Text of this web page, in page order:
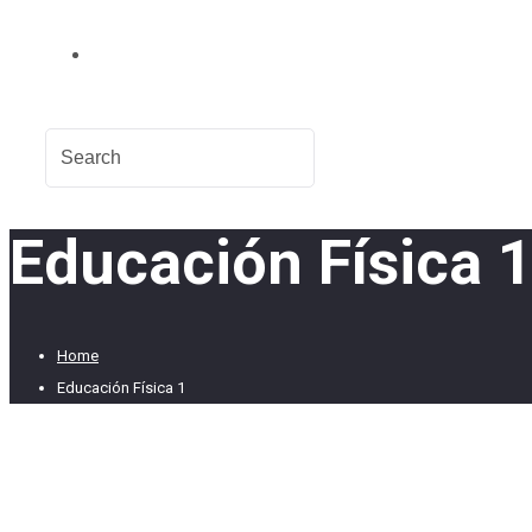
Educación Física 1
Home
Educación Física 1